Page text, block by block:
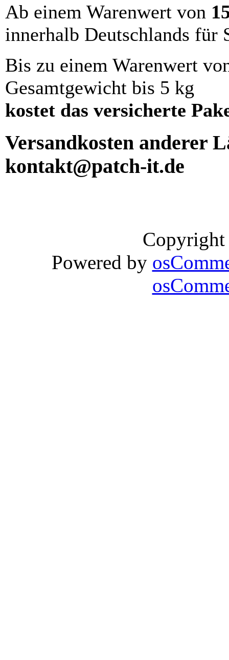
Ab einem Warenwert von
innerhalb Deutschlands für
Bis zu einem Warenwert
Gesamtgewicht bis 5 kg
kostet das versicherte
Versandkosten anderer
kontakt@patch-it.de
Powered by